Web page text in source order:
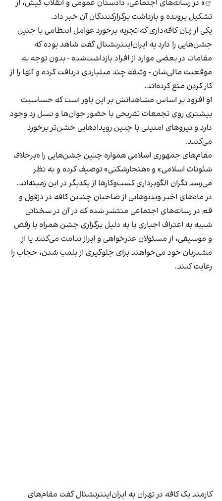
» در رسانه‌های اجتماعی، دادستان عمومی و انقلاب کیش، از
تشکیل پرونده و بازداشت برگزارکنندگان آن خبر داد.
یکی از زنان کافه‌داری که تجربه برخورد عوامل انتظامی با چنین
جشن‌هایی را دارد به ایران‌اینترنشنال گفت شاهد بوده که
مقامات در بعضی موارد از افراد بازداشت‌‌شده - بدون توجه به
موقعیت مالی‌شان - وثیقه چند میلیاردی دریافت کرده و آنها را از
کار کردن منع کرده‌اند.
او افزود بر اساس مشاهداتش بر این باور است که حساسیت
بیشتری روی تجمعات تفریحی با حضور جوان‌ها و نسل زد وجود
دارد و نیروهای امنیتی با چنین رویدادهایی خشن‌تر برخورد
می‌کنند.
مقام‌های جمهوری اسلامی همواره چنین جشن‌هایی را «برخلاف
شئونات اسلامی» و «هنجارشکنی» توصیف کرده و به نظر
می‌رسد نگران الگوبرداری کسب‌وکارها از یکدیگر در این زمینه‌اند.
در ماه‌های اخیر ویدیوهایی از صاحبان چندین کافه در دزفول و
قم در رسانه‌های اجتماعی منتشر شده که در آن در سخنانی
شبیه به اعتراف اجباری یا به دلیل برگزاری جشن همراه با رقص
و موسیقی، از مسئولان عذرخواهی و ابراز ندامت می‌کنند یا از
مشتریان خود می‌خواهند برای جلوگیری از پلمب شدن، حجاب را
رعایت کنند.
کارمند یک کافه در تهران به ایران‌اینترنشنال گفت مقام‌های